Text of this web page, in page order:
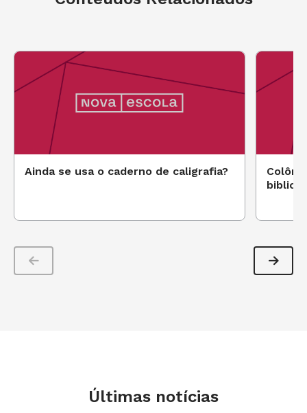
Ainda se usa o caderno de caligrafia?
Últimas notícias